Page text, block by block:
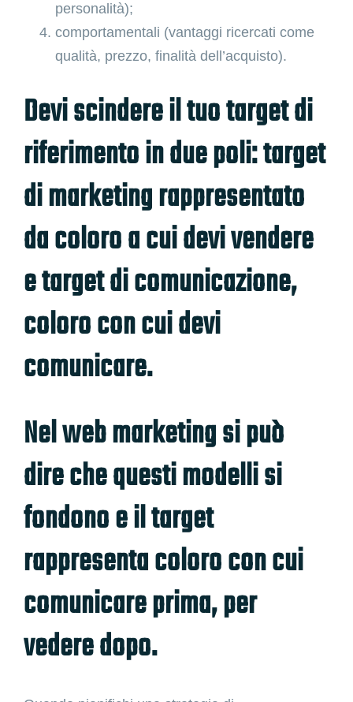
personalità);
comportamentali (vantaggi ricercati come
qualità, prezzo, finalità dell’acquisto).
Devi scindere il tuo target di
riferimento in due poli: target
di marketing rappresentato
da coloro a cui devi vendere
e target di comunicazione,
coloro con cui devi
comunicare.
Nel web marketing si può
dire che questi modelli si
fondono e il target
rappresenta coloro con cui
comunicare prima, per
vedere dopo.